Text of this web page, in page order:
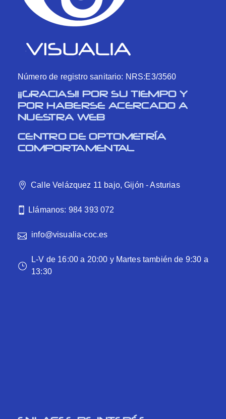
Número de registro sanitario: NRS:E3/3560
¡¡GRACIAS!! POR SU TIEMPO Y
POR HABERSE ACERCADO A
NUESTRA WEB
CENTRO DE OPTOMETRÍA
COMPORTAMENTAL
Calle Velázquez 11 bajo, Gijón - Asturias
Llámanos: 984 393 072
info@visualia-coc.es
L-V de 16:00 a 20:00 y Martes también de 9:30 a
13:30